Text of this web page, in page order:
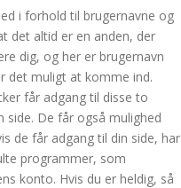
i forhold til brugernavne og
det altid er en anden, der
dig, og her er brugernavn
det muligt at komme ind.
får adgang til disse to
side. De får også mulighed
de får adgang til din side, har
programmer, som
konto. Hvis du er heldig, så